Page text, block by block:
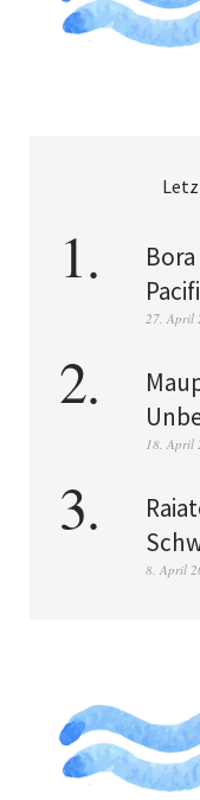
27. April
18. April
8. April